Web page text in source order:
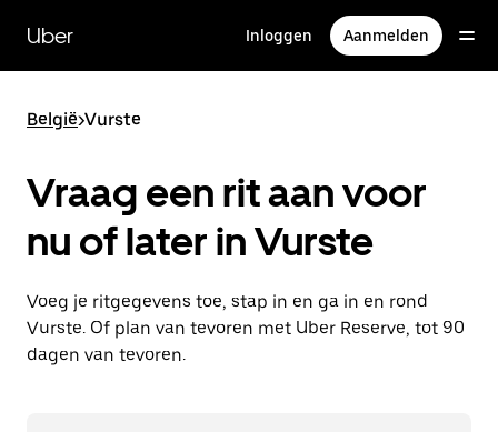
naar
hoofdinhoud
Uber Inloggen Aanmelden
België>Vurste
Vraag een rit aan voor
nu of later in Vurste
Voeg je ritgegevens toe, stap in en ga in en rond
Vurste. Of plan van tevoren met Uber Reserve, tot 90
dagen van tevoren.